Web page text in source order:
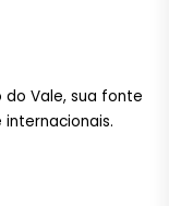
Vale, sua fonte